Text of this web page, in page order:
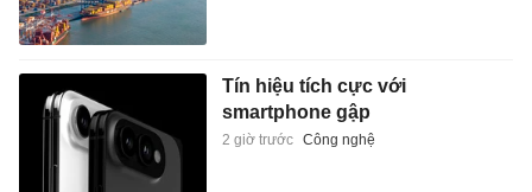
Tín hiệu tích cực với
smartphone gập
2 giờ trước Công nghệ